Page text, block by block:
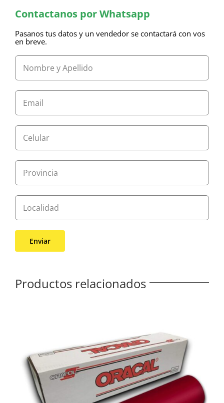
Contactanos por Whatsapp
Pasanos tus datos y un vendedor se contactará con vos
en breve.
Productos relacionados